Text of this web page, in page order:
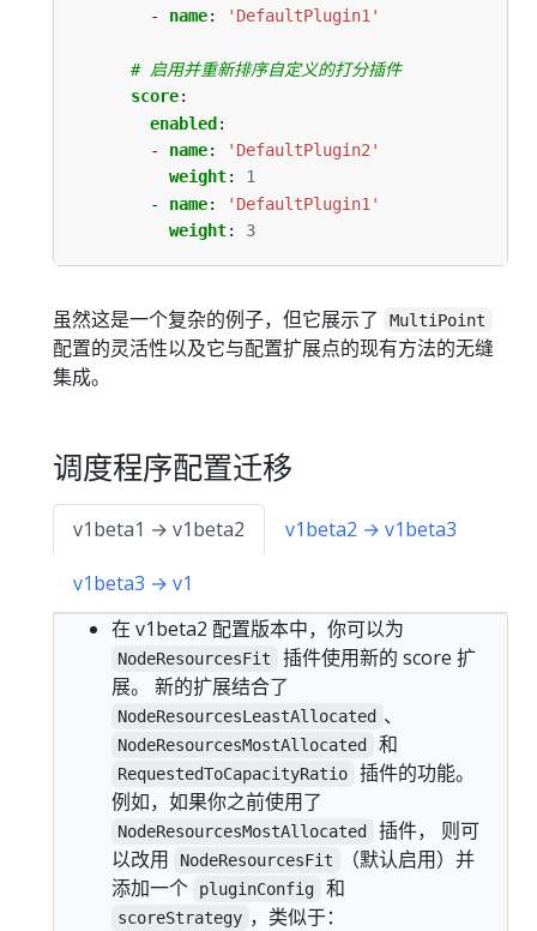
- name: 'DefaultPlugin1'
# 启用并重新排序自定义的打分插件
score:
enabled :
- name:
'DefaultPlugin2'
weight:
1
- name:
'DefaultPlugin1'
weight: 3
虽然这是一个复杂的例子，但它展示了 MultiPoint
配置的灵活性以及它与配置扩展点的现有方法的无缝
集成。
调度程序配置迁移
v1beta1 → v1beta2 v1beta2 → v1beta3
v1beta3 → v1
在 v1beta2 配置版本中，你可以为
NodeResourcesFit
插件使用新的 score 扩
展。 新的扩展结合了
NodeResourcesLeastAllocated 、
NodeResourcesMostAllocated 和
RequestedToCapacityRatio
插件的功能。
例如，如果你之前使用了
NodeResourcesMostAllocated
插件， 则可
以改用
NodeResourcesFit
（默认启用）并
添加一个
pluginConfig 和
scoreStrategy ，类似于：